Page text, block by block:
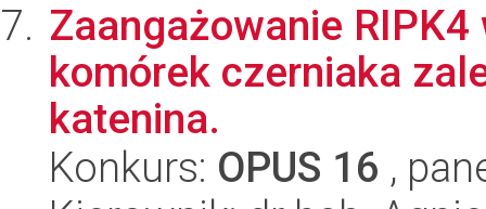
Zaangażowanie
komórek czerniaka
katenina.
Konkurs: OPUS 16 ,